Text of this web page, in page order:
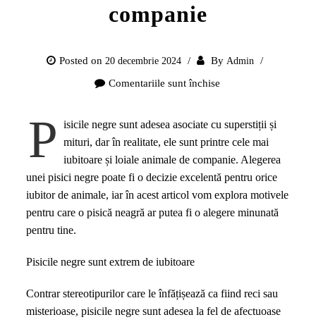
companie
Posted on 20 decembrie 2024 By Admin
Comentariile sunt închise
bună
să
alegi
drept
P
isicile negre sunt adesea asociate cu superstiții și
mituri, dar în realitate, ele sunt printre cele mai
iubitoare și loiale animale de companie. Alegerea
unei pisici negre poate fi o decizie excelentă pentru orice
iubitor de animale, iar în acest articol vom explora motivele
pentru care o pisică neagră ar putea fi o alegere minunată
pentru tine.
Pisicile negre sunt extrem de iubitoare
Contrar stereotipurilor care le înfățișează ca fiind reci sau
misterioase, pisicile negre sunt adesea la fel de afectuoase